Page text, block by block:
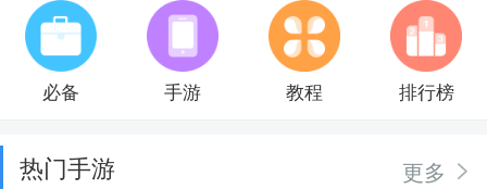
必备 手游 教程 排行榜
热门手游 更多